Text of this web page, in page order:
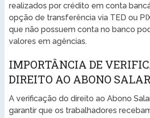
realizados por crédito em conta
opção de transferência via TED ou
que não possuem conta no banco
valores em agências.
IMPORTÂNCIA DE
DIREITO AO ABONO
A verificação do direito ao Abono
garantir que os trabalhadores